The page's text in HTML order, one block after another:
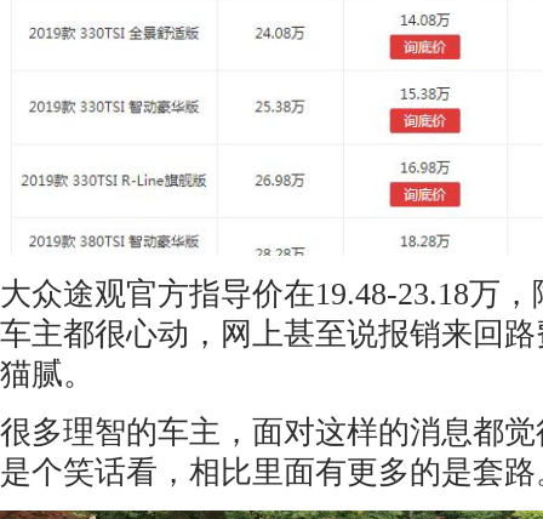
大众途观官方指导价在19.48-23.18万
车主都很心动，网上甚至说报销来回
猫腻。
很多理智的车主，面对这样的消息都
是个笑话看，相比里面有更多的是套路